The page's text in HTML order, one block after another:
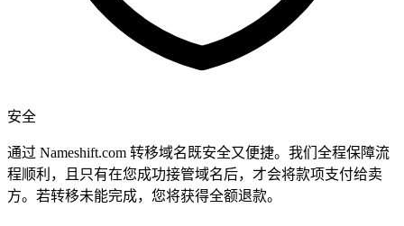
安全
通过 Nameshift.com 转移域名既安全又便捷。我们全程保障流
程顺利，且只有在您成功接管域名后，才会将款项支付给卖
方。若转移未能完成，您将获得全额退款。